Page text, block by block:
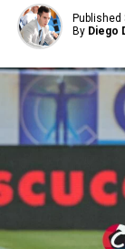
Published
By Diego